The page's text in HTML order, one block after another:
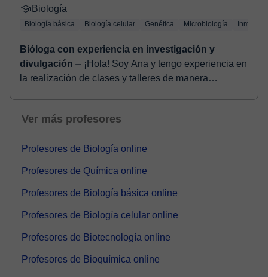
Biología
Biología básica Biología celular Genética Microbiología
Bióloga con experiencia en investigación y
divulgación ⏤ ¡Hola! Soy Ana y tengo experiencia en
la realización de clases y talleres de manera
Ver más profesores
Profesores de Biología online
Profesores de Química online
Profesores de Biología básica online
Profesores de Biología celular online
Profesores de Biotecnología online
Profesores de Bioquímica online